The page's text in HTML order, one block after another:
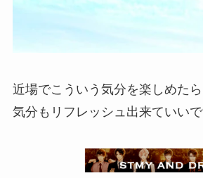
近場でこういう気分を楽しめた
気分もリフレッシュ出来ていい